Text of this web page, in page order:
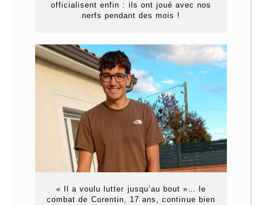
officialisent enfin : ils ont joué avec nos
nerfs pendant des mois !
« Il a voulu lutter jusqu’au bout »… le
combat de Corentin, 17 ans, continue bien